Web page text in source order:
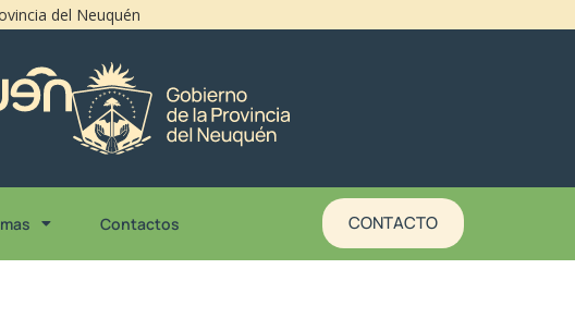
del Neuquén
Contactos CONTACTO